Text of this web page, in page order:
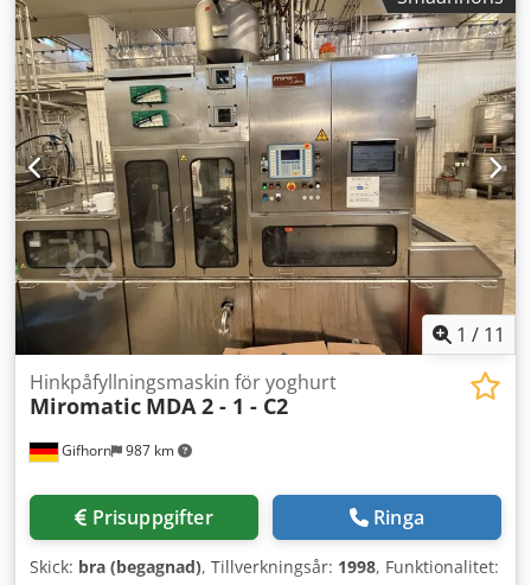
vid fyllaren. Format: 0,5 l NRW-flaskor i backar om 20
respektive 9 flaskor. Dwjdezizwtspfx Aqloa Material: Hölje i
rostfritt stål. Placering: I stående hölje på ben. Utrustning:
Avkorkningshuvuden, drivsystem; backtransport;
uppsamlingskar för kapsyler; skyddshölje med dörrar;
styrskåp med manöverelement.
1 / 11
Gifhorn 987 km
Hinkpåfyllningsmaskin för yoghurt
Miromatic MDA 2 - 1 - C2
Prisuppgifter Ringa
Skick: bra (begagnad), Tillverkningsår: 1998, Funktionalitet: